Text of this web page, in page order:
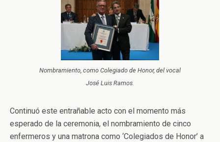
Nombramiento, como Colegiado de Honor, del vocal
José Luis Ramos.
Continuó este entrañable acto con el momento más
esperado de la ceremonia, el nombramiento de cinco
enfermeros y una matrona como ‘Colegiados de Honor’ a